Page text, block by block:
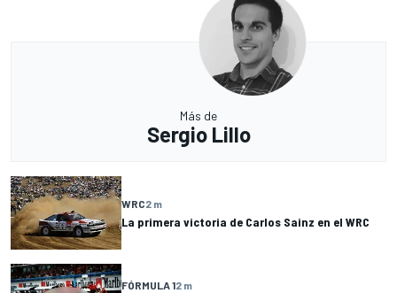
Más de
Sergio Lillo
WRC2 m
La primera victoria de Carlos Sainz en el WRC
FÓRMULA 12 m